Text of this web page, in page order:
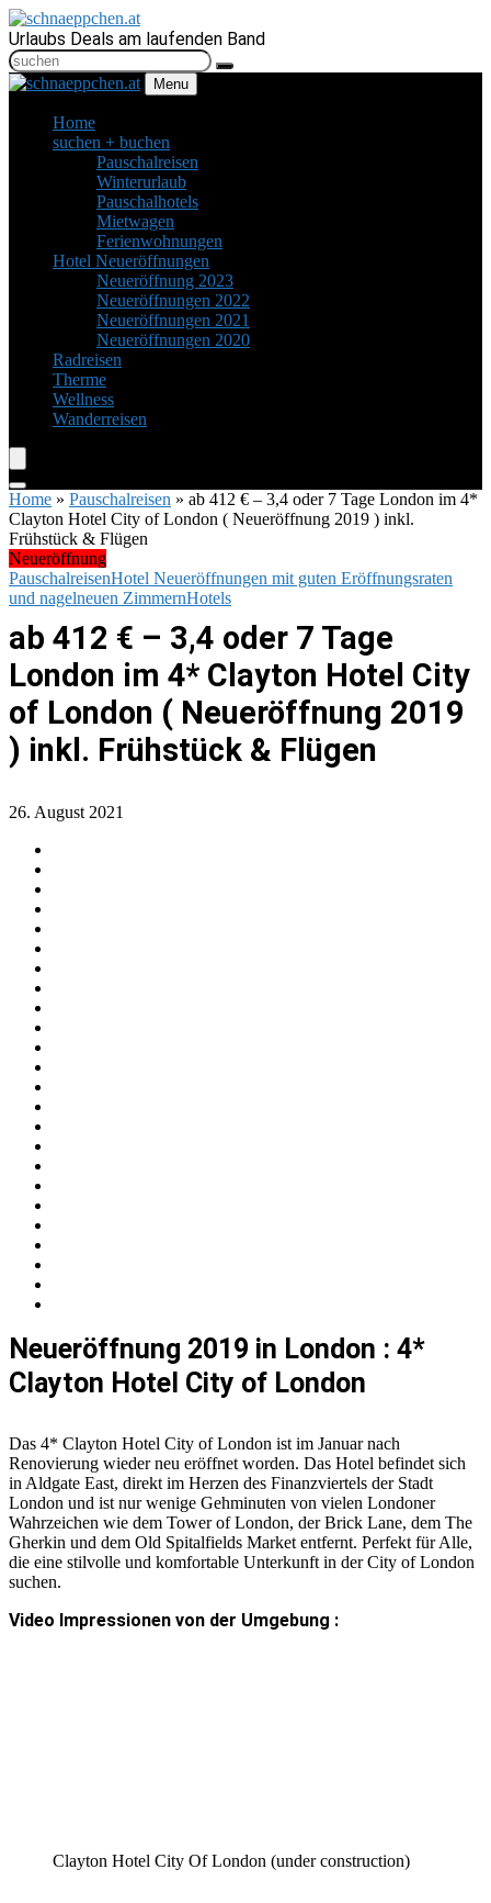
Urlaubs Deals am laufenden Band
Menu
Home
suchen + buchen
Pauschalreisen
Winterurlaub
Pauschalhotels
Mietwagen
Ferienwohnungen
Hotel Neueröffnungen
Neueröffnung 2023
Neueröffnungen 2022
Neueröffnungen 2021
Neueröffnungen 2020
Radreisen
Therme
Wellness
Wanderreisen
Home » Pauschalreisen » ab 412 € – 3,4 oder 7 Tage London im 4*
Clayton Hotel City of London ( Neueröffnung 2019 ) inkl.
Frühstück & Flügen
Neueröffnung
PauschalreisenHotel Neueröffnungen mit guten Eröffnungsraten
und nagelneuen ZimmernHotels
ab 412 € – 3,4 oder 7 Tage
London im 4* Clayton Hotel City
of London ( Neueröffnung 2019
) inkl. Frühstück & Flügen
26. August 2021
Neueröffnung 2019 in London : 4*
Clayton Hotel City of London
Das 4* Clayton Hotel City of London ist im Januar nach
Renovierung wieder neu eröffnet worden. Das Hotel befindet sich
in Aldgate East, direkt im Herzen des Finanzviertels der Stadt
London und ist nur wenige Gehminuten von vielen Londoner
Wahrzeichen wie dem Tower of London, der Brick Lane, dem The
Gherkin und dem Old Spitalfields Market entfernt. Perfekt für Alle,
die eine stilvolle und komfortable Unterkunft in der City of London
suchen.
Video Impressionen von der Umgebung :
Clayton Hotel City Of London (under construction)